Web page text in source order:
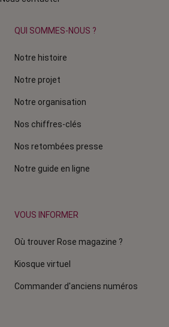
QUI SOMMES-NOUS ?
Notre histoire
Notre projet
Notre organisation
Nos chiffres-clés
Nos retombées presse
Notre guide en ligne
VOUS INFORMER
Où trouver Rose magazine ?
Kiosque virtuel
Commander d'anciens numéros